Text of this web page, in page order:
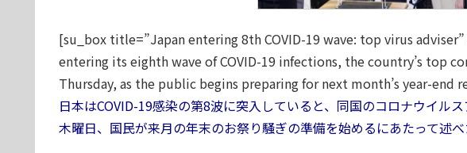
[su_box title=”Japan entering 8th COVID-19 wave: top virus
entering its eighth wave of COVID-19 infections, the country’s top
Thursday, as the public begins preparing for next month’s year-end
日本はCOVID-19感染の第8波に突入していると、同国のコロナウイル
木曜日、国民が来月の年末のお祭り騒ぎの準備を始めるにあたって述べ